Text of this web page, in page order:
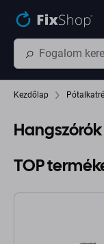
Kezdőlap
Hangszórók
TOP